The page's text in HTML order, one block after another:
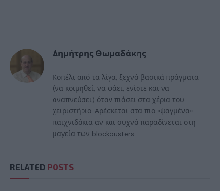
Δημήτρης Θωμαδάκης
Κοπέλι από τα λίγα, ξεχνά βασικά πράγματα
(να κοιμηθεί, να φάει, ενίοτε και να
αναπνεύσει) όταν πιάσει στα χέρια του
χειριστήριο. Αρέσκεται στα πιο «ψαγμένα»
παιχνιδάκια αν και συχνά παραδίνεται στη
μαγεία των blockbusters.
RELATED POSTS